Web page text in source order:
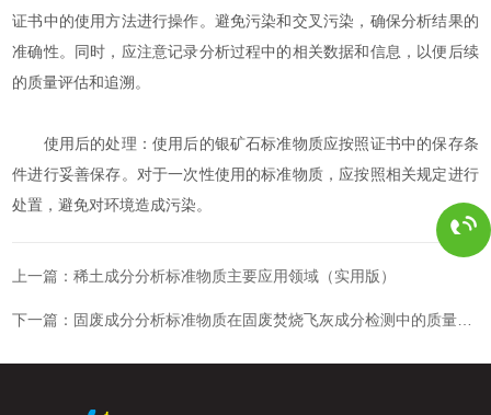
证书中的使用方法进行操作。避免污染和交叉污染，确保分析结果的
准确性。同时，应注意记录分析过程中的相关数据和信息，以便后续
的质量评估和追溯。
使用后的处理：使用后的银矿石标准物质应按照证书中的保存条
件进行妥善保存。对于一次性使用的标准物质，应按照相关规定进行
处置，避免对环境造成污染。
上一篇：稀土成分分析标准物质主要应用领域（实用版）
下一篇： 固废成分分析标准物质在固废焚烧飞灰成分检测中的质量保证作用